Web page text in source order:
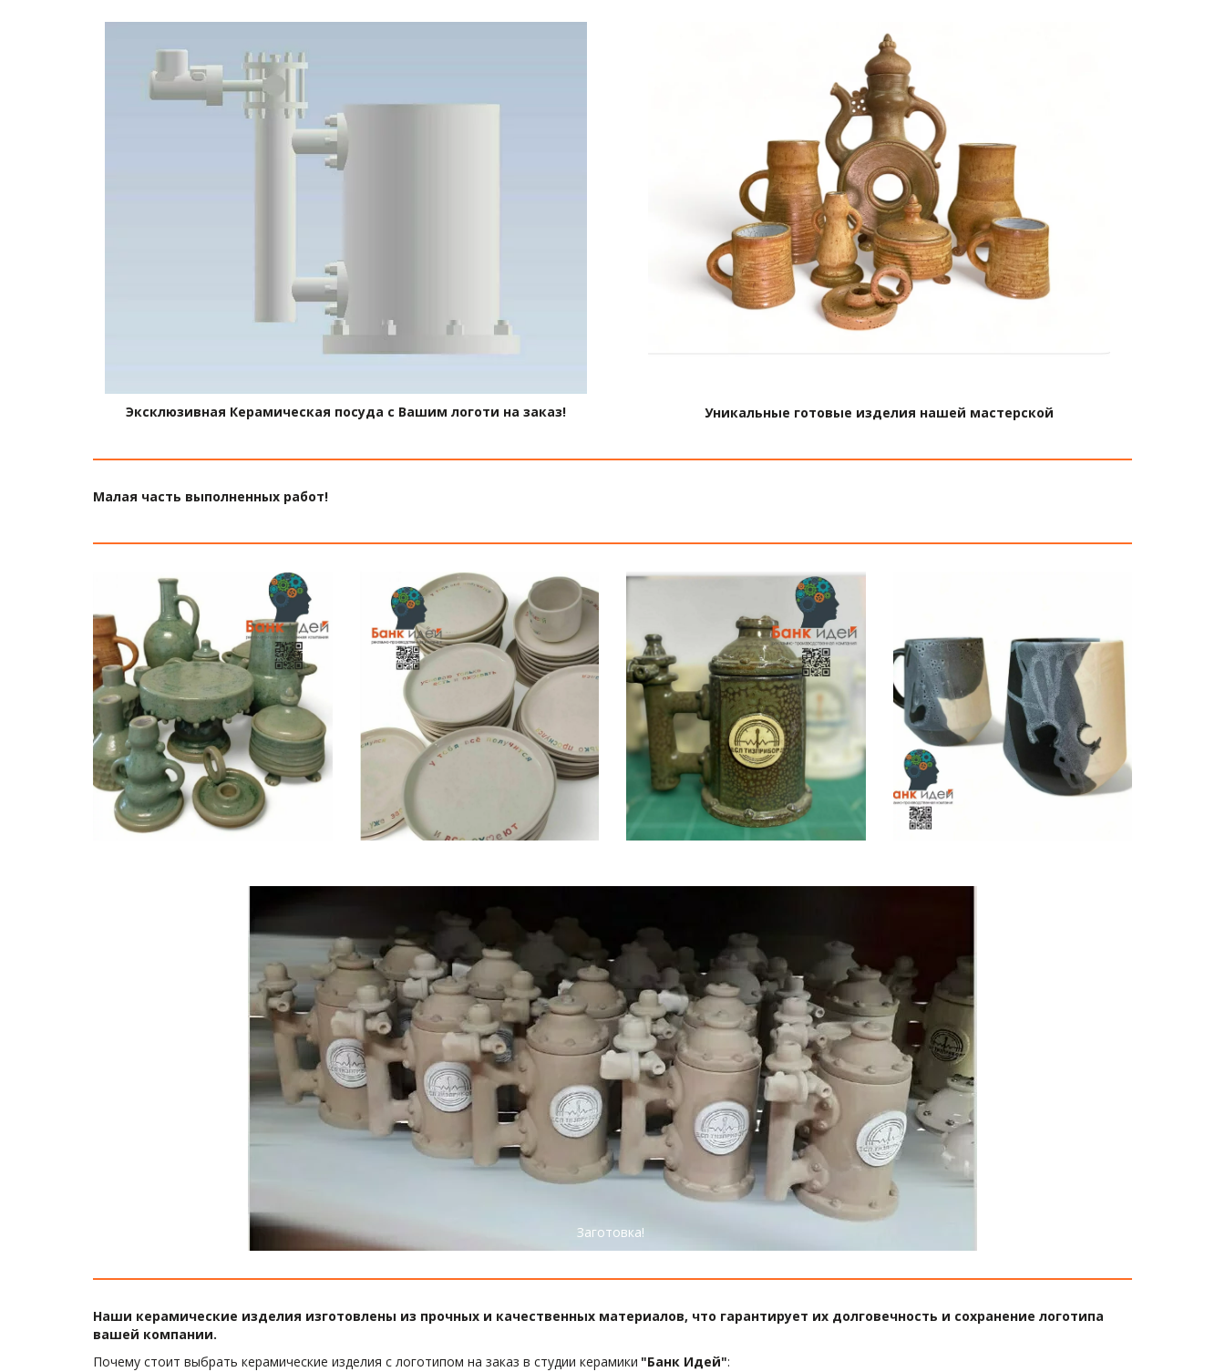
Мы верим, что керамика может вдохновлять, расслаблять и расширять творческие горизонты.
Эксклюзивная Керамическая посуда с Вашим логоти на заказ! Уникальные готовые изделия нашей мастерской
Малая часть выполненных работ!
Заготовка!
Наши керамические изделия изготовлены из прочных и качественных материалов, что гарантирует их долговечность и сохранение логотипа
вашей компании.
Почему стоит выбрать керамические изделия с логотипом на заказ в студии керамики "Банк Идей":